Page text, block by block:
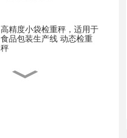
高精度小袋检重秤，适用于
食品包装生产线 动态检重
秤